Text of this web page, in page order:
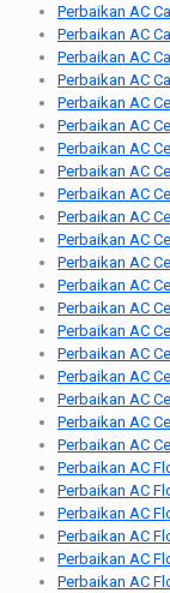
Perbaikan AC
Perbaikan AC
Perbaikan AC
Perbaikan AC
Perbaikan AC
Perbaikan AC
Perbaikan AC
Perbaikan AC
Perbaikan AC
Perbaikan AC
Perbaikan AC
Perbaikan AC
Perbaikan AC
Perbaikan AC
Perbaikan AC
Perbaikan AC
Perbaikan AC
Perbaikan AC
Perbaikan AC
Perbaikan AC
Perbaikan AC
Perbaikan AC
Perbaikan AC
Perbaikan AC
Perbaikan AC
Perbaikan AC